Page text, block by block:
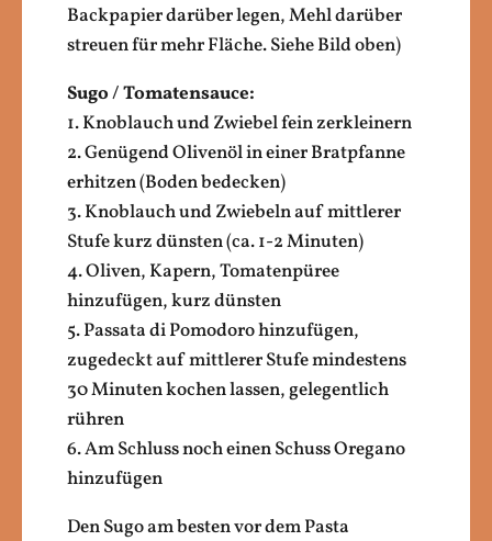
Backpapier darüber legen, Mehl darüber
streuen für mehr Fläche. Siehe Bild oben)
Sugo / Tomatensauce:
1. Knoblauch und Zwiebel fein zerkleinern
2. Genügend Olivenöl in einer Bratpfanne
erhitzen (Boden bedecken)
3. Knoblauch und Zwiebeln auf mittlerer
Stufe kurz dünsten (ca. 1-2 Minuten)
4. Oliven, Kapern, Tomatenpüree
hinzufügen, kurz dünsten
5. Passata di Pomodoro hinzufügen,
zugedeckt auf mittlerer Stufe mindestens
30 Minuten kochen lassen, gelegentlich
rühren
6. Am Schluss noch einen Schuss Oregano
hinzufügen
Den Sugo am besten vor dem Pasta